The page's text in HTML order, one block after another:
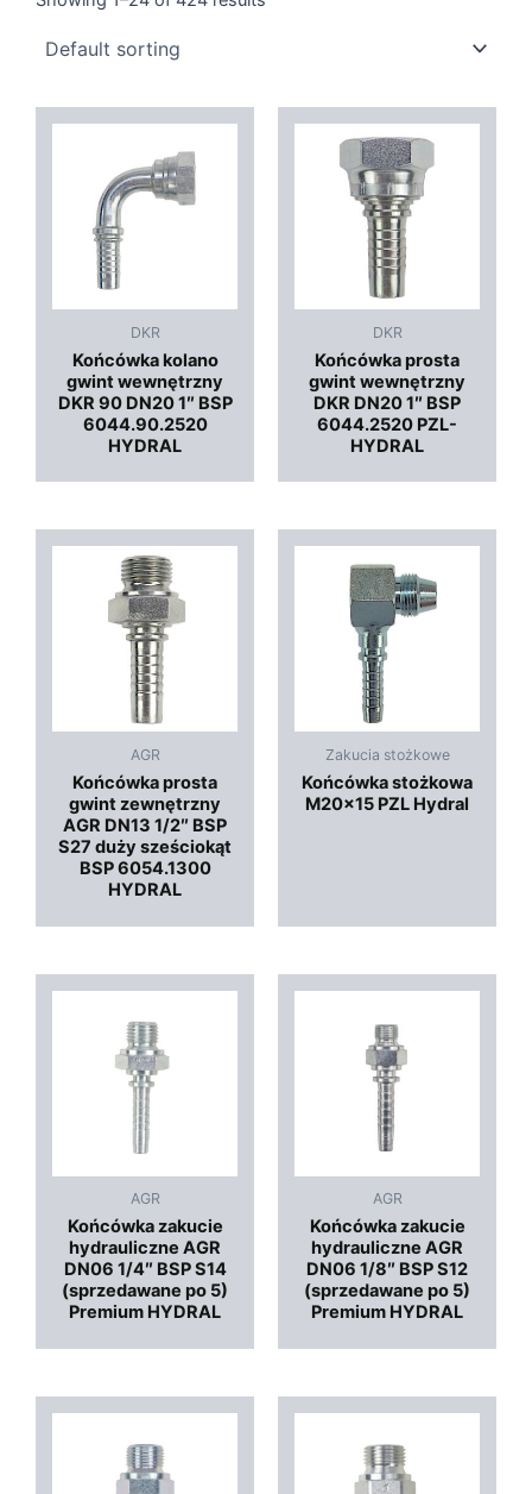
DKR
Końcówka kolano
gwint wewnętrzny
DKR 90 DN20 1″ BSP
6044.90.2520
HYDRAL
DKR
Końcówka prosta
gwint wewnętrzny
DKR DN20 1″ BSP
6044.2520 PZL-
HYDRAL
AGR
Końcówka prosta
gwint zewnętrzny
AGR DN13 1/2″ BSP
S27 duży sześciokąt
BSP 6054.1300
HYDRAL
Zakucia stożkowe
Końcówka stożkowa
M20x15 PZL Hydral
AGR
Końcówka zakucie
hydrauliczne AGR
DN06 1/4″ BSP S14
(sprzedawane po 5)
Premium HYDRAL
AGR
Końcówka zakucie
hydrauliczne AGR
DN06 1/8″ BSP S12
(sprzedawane po 5)
Premium HYDRAL